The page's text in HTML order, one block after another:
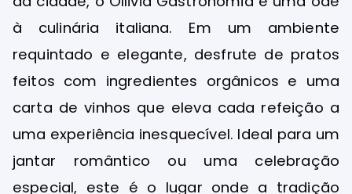
à culinária italiana. Em um ambiente
requintado e elegante, desfrute de pratos
feitos com ingredientes orgânicos e uma
carta de vinhos que eleva cada refeição a
uma experiência inesquecível. Ideal para um
jantar romântico ou uma celebração
especial, este é o lugar onde a tradição